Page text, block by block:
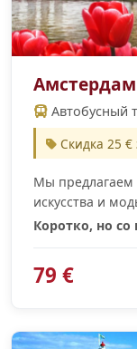
Амстердам
Автобусный
Скидка 25 €
Мы
искусства и
Коротко, но со
79 €